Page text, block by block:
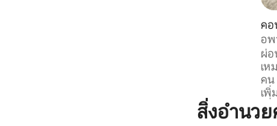
คอ
อพ
ผ่อ
เห
คน
เพิ่
เดี่
ที่
สิ่งอำนว